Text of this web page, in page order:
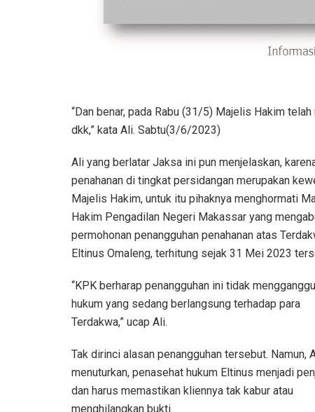
“Dan benar, pada Rabu (31/5) Majelis Hakim
dkk,” kata Ali. Sabtu(3/6/2023)
Ali yang berlatar Jaksa ini pun menjelaskan,
penahanan di tingkat persidangan merupakan
Majelis Hakim, untuk itu pihaknya menghormati
Hakim Pengadilan Negeri Makassar yang
permohonan penangguhan penahanan atas
Eltinus Omaleng, terhitung sejak 31 Mei 2023
“KPK berharap penangguhan ini tidak
hukum yang sedang berlangsung terhadap para
Terdakwa,” ucap Ali.
Tak dirinci alasan penangguhan tersebut. Namun,
menuturkan, penasehat hukum Eltinus menjadi
dan harus memastikan kliennya tak kabur atau
menghilangkan bukti.